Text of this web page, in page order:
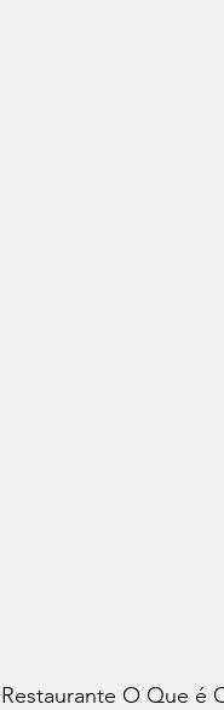
Restaurante O Que é